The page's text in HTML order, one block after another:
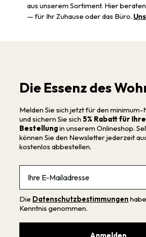
aus unserem Sortiment. Hier
— für Ihr Zuhause oder das Büro.
Die Essenz des
Melden Sie sich jetzt für den
und sichern Sie sich 5% Rabatt für
Bestellungin unserem Onlineshop.
können Sie den Newsletter jederzeit
kostenlos abbestellen.
Die Datenschutzbestimmungen
Kenntnis genommen.